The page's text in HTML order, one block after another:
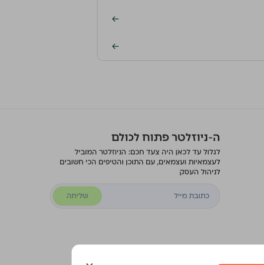
ה-ניוזלטר פתוח לכולם
לגלול עד לכאן היה צעד חכם: הניוזלטר המוביל
לעצמאיות ועצמאים, עם התוכן והטיפים הכי חשובים
לניהול העסק
שליחה